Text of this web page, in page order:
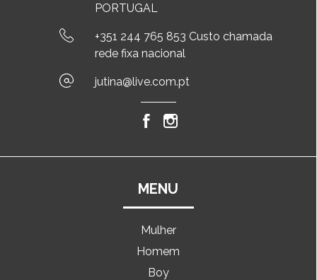
PORTUGAL
+351 244 765 853 Custo chamada
rede fixa nacional
jutina@live.com.pt
MENU
Mulher
Homem
Boy